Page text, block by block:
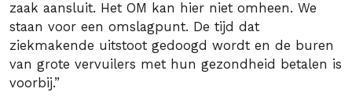
zaak aansluit. Het OM kan hier niet omheen. We
staan voor een omslagpunt. De tijd dat
ziekmakende uitstoot gedoogd wordt en de buren
van grote vervuilers met hun gezondheid betalen is
voorbij.”